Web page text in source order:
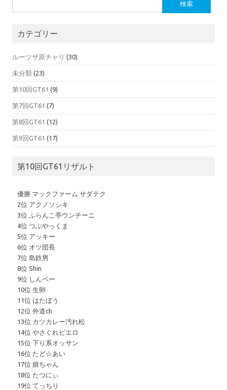
カテゴリー
ルーツザ原チャリ (30)
未分類 (23)
第10回GT61 (9)
第7回GT61 (7)
第8回GT61 (12)
第9回GT61 (17)
第10回GT61リザルト
優勝 マックファーム サダテク
2位 アクノソシキ
3位 ふらんこ亭ウンチーニ
4位 つぶやっくま
5位 アッキー
6位 オツ団長
7位 島鉄男
8位 Shin
9位 しんペー
10位 生卵
11位 はたぼう
12位 外道ch
13位 カツカレー汚れ松
14位 やさぐれピエロ
15位 下り系オッサン
16位 たど☆あい
17位 娘ちゃん
18位 たつにぃ
19位 てっちり